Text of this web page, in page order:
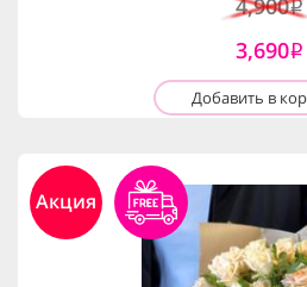
4,900i
3,690i
Добавить в
Акция